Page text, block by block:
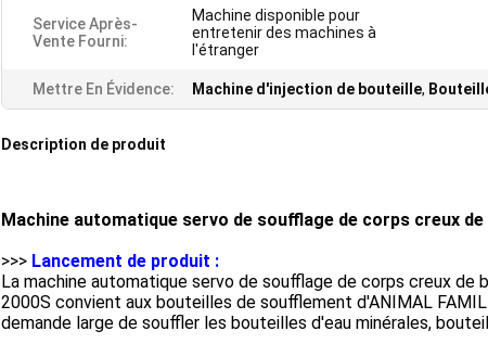
Service Après-
Vente Fourni:
Machine disponible pour
entretenir des machines à
l'étranger
Mettre En Évidence: Machine d'injection de bouteille,
Description de produit
Machine automatique servo de soufflage de corps creux de
>>> Lancement de produit :
La machine automatique servo de soufflage de corps creux de
2000S convient aux bouteilles de soufflement d'ANIMAL
demande large de souffler les bouteilles d'eau minérales,